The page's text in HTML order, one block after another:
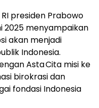
presiden Prabowo
2025 menyampaikan
akan menjadi
Indonesia.
Asta Cita misi ke
birokrasi dan
fondasi Indonesia